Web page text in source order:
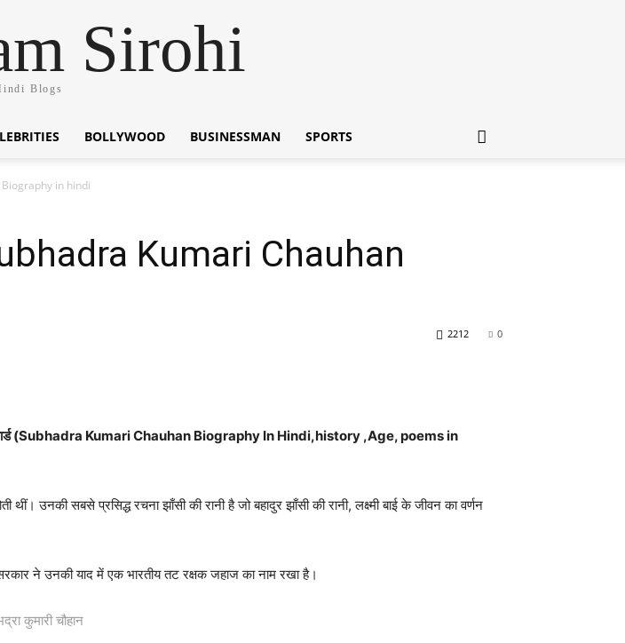
Sirohi
Blogs
BOLLYWOOD BUSINESSMAN SPORTS
Biography in hindi
Kumari Chauhan
0
2212
,अवार्ड (Subhadra Kumari Chauhan Biography In Hindi,history ,Age, poems in
उनकी सबसे प्रसिद्ध रचना झाँसी की रानी है जो बहादुर झाँसी की रानी, ​​लक्ष्मी बाई के जीवन का वर्णन
सरकार ने उनकी याद में एक भारतीय तट रक्षक जहाज का नाम रखा है।